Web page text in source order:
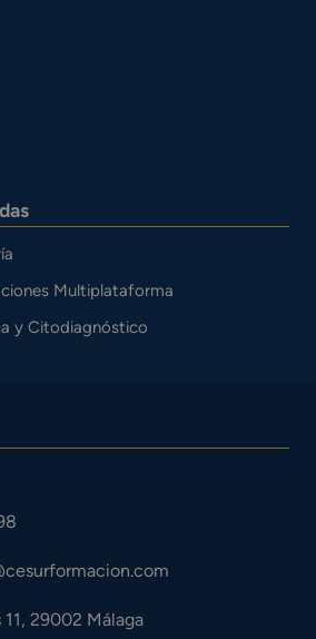
Multiplataforma
y Citodiagnóstico
29002 Málaga